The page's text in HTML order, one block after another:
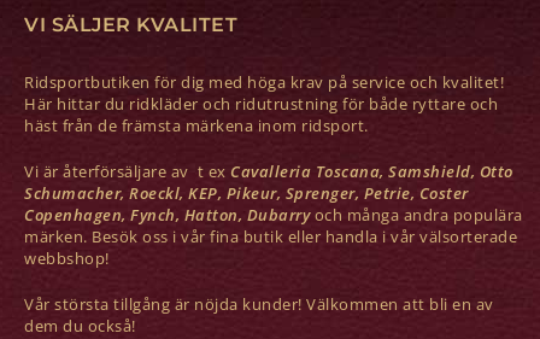
VI SÄLJER KVALITET
Ridsportbutiken för dig med höga krav på service och kvalitet!
Här hittar du ridkläder och ridutrustning för både ryttare och
häst från de främsta märkena inom ridsport.
Vi är återförsäljare av t ex Cavalleria Toscana, Samshield, Otto
Schumacher, Roeckl, KEP, Pikeur, Sprenger, Petrie, Coster
Copenhagen, Fynch, Hatton, Dubarryoch många andra populära
märken. Besök oss i vår fina butik eller handla i vår välsorterade
webbshop!
Vår största tillgång är nöjda kunder! Välkommen att bli en av
dem du också!